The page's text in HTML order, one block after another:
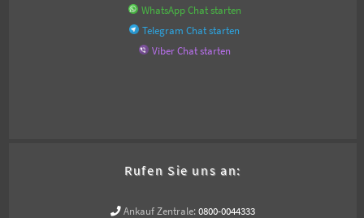
WhatsApp Chat starten
Telegram Chat starten
Viber Chat starten
Rufen Sie uns an:
Ankauf Zentrale: 0800-0044333